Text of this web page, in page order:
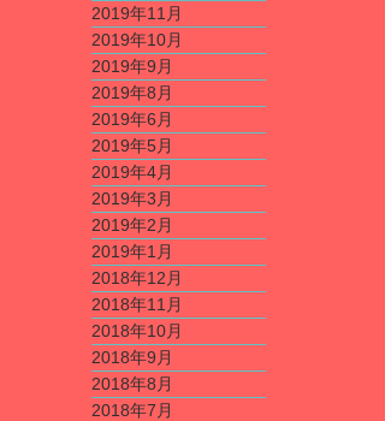
2019年11月
2019年10月
2019年9月
2019年8月
2019年6月
2019年5月
2019年4月
2019年3月
2019年2月
2019年1月
2018年12月
2018年11月
2018年10月
2018年9月
2018年8月
2018年7月